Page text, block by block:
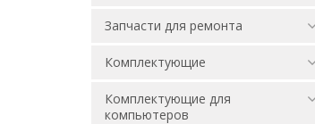
Запчасти для ремонта
Комплектующие
Комплектующие для
компьютеров